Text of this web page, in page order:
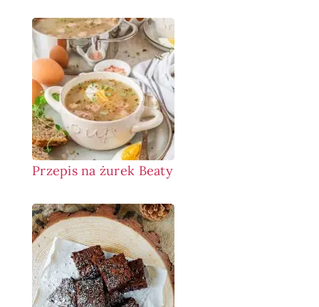
Przepis na żurek Beaty